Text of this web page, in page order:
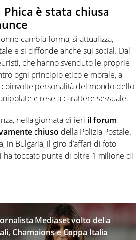
è stata chiusa
cambia forma, si attualizza,
e si diffonde anche sui social. Dal
che hanno svenduto le proprie
ogni principio etico e morale, a
personalità del mondo dello
e rese a carattere sessuale.
nella giornata di ieri il forum
chiuso della Polizia Postale.
in Bulgaria, il giro d’affari di foto
ha toccato punte di oltre 1 milione di
Mediaset volto della
Champions e Coppa Italia